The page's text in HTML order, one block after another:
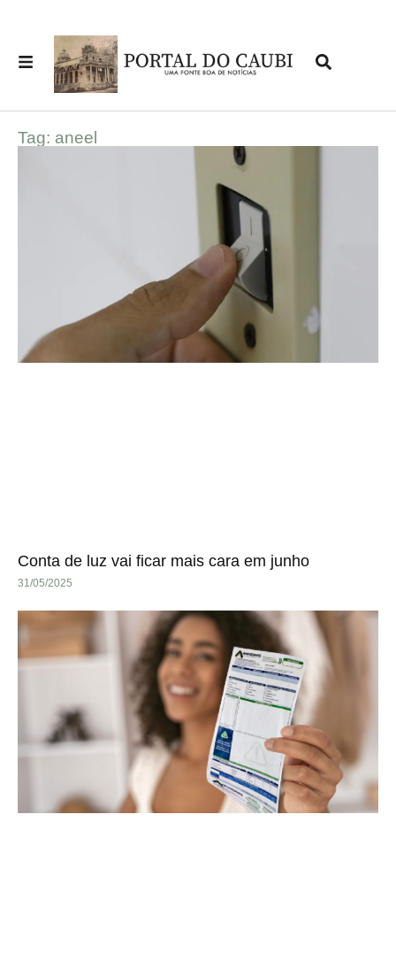
Tag: aneel
Conta de luz vai ficar mais cara em junho
31/05/2025